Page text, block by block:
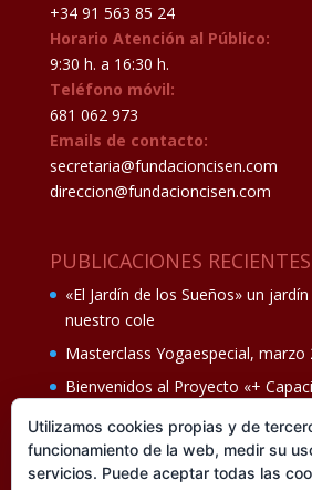
+34 91 563 85 24
Horario Atención al Público:
9:30 h. a 16:30 h.
Teléfono móvil:
681 062 973
Emails de contacto:
secretaria@fundacioncisen.com
direccion@fundacioncisen.com
PUBLICACIONES RECIENTES
«El Jardín de los Sueños» un
nuestro cole
Masterclass Yogaespecial, marzo
Bienvenidos al Proyecto «+
Fiesta de fin de curso Los oficios
Ganadores del II Programa
Utilizamos cookies propias y de
funcionamiento de la web, medir su
servicios. Puede aceptar todas las